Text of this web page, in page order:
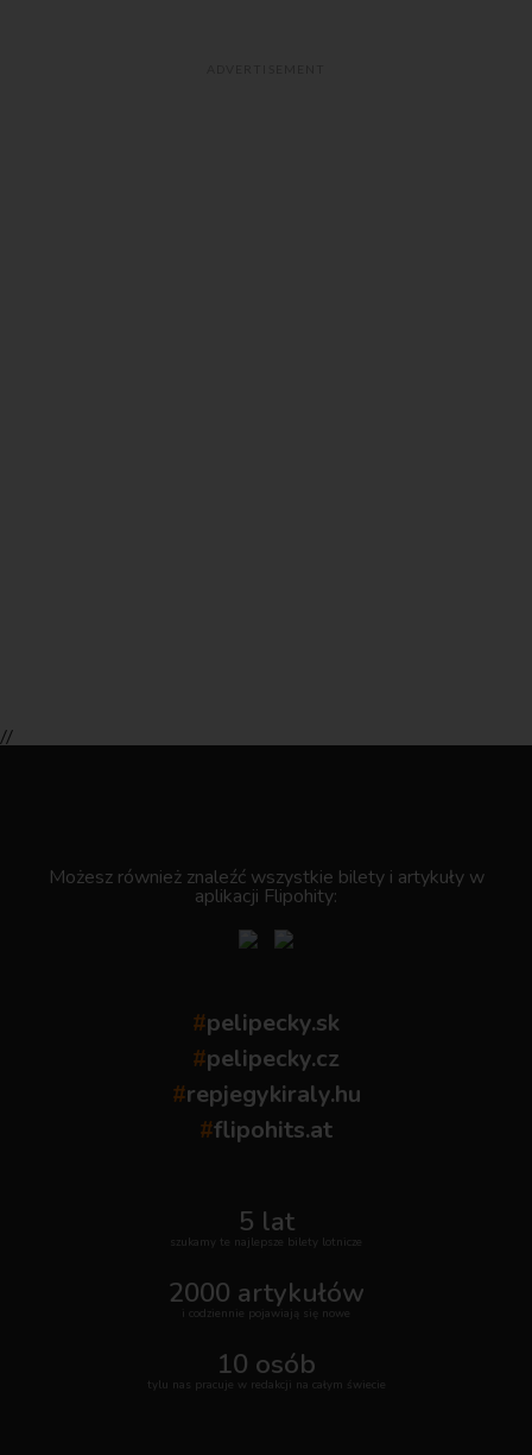
//
Możesz również znaleźć wszystkie bilety i artykuły w
aplikacji Flipohity:
#pelipecky.sk
#pelipecky.cz
#repjegykiraly.hu
#flipohits.at
5 lat
szukamy te najlepsze bilety lotnicze
2000 artykułów
i codziennie pojawiają się nowe
10 osób
tylu nas pracuje w redakcji na całym świecie